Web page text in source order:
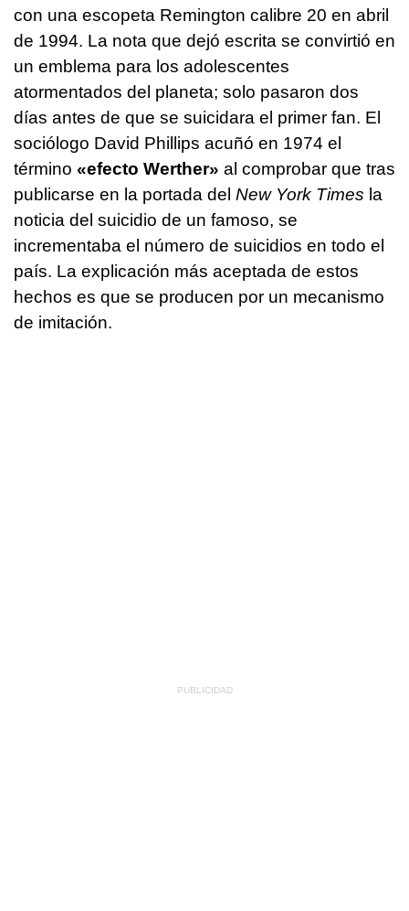
con una escopeta Remington calibre 20 en abril
de 1994. La nota que dejó escrita se convirtió en
un emblema para los adolescentes
atormentados del planeta; solo pasaron dos
días antes de que se suicidara el primer fan. El
sociólogo David Phillips acuñó en 1974 el
término «efecto Werther» al comprobar que tras
publicarse en la portada del New York Times la
noticia del suicidio de un famoso, se
incrementaba el número de suicidios en todo el
país. La explicación más aceptada de estos
hechos es que se producen por un mecanismo
de imitación.